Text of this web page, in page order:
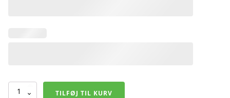
Craft
TILFØJ TIL KURV